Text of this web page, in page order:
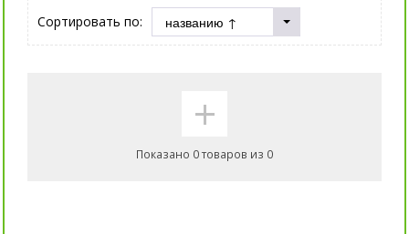
Сортировать по:
+
Показано 0 товаров из 0